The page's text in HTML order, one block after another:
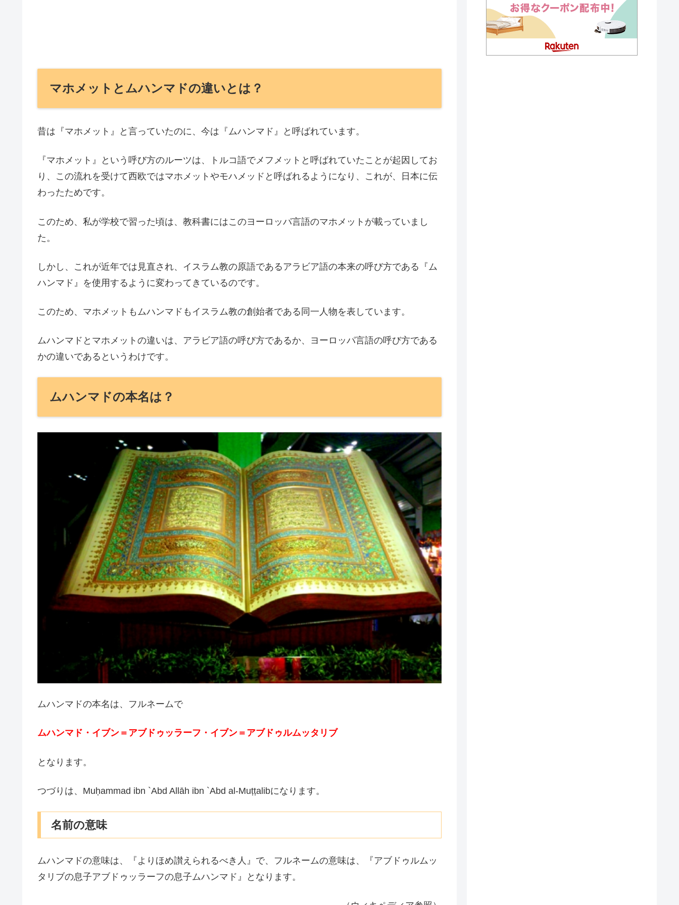
マホメットとムハンマドの違いとは？
昔は『マホメット』と言っていたのに、今は『ムハンマド』と呼ばれています。
『マホメット』という呼び方のルーツは、トルコ語でメフメットと呼ばれていたことが起因してお
り、この流れを受けて西欧ではマホメットやモハメッドと呼ばれるようになり、これが、日本に伝
わったためです。
このため、私が学校で習った頃は、教科書にはこのヨーロッパ言語のマホメットが載っていまし
た。
しかし、これが近年では見直され、イスラム教の原語であるアラビア語の本来の呼び方である『ム
ハンマド』を使用するように変わってきているのです。
このため、マホメットもムハンマドもイスラム教の創始者である同一人物を表しています。
ムハンマドとマホメットの違いは、アラビア語の呼び方であるか、ヨーロッパ言語の呼び方である
かの違いであるというわけです。
ムハンマドの本名は？
ムハンマドの本名は、フルネームで
ムハンマド・イブン＝アブドゥッラーフ・イブン＝アブドゥルムッタリブ
となります。
つづりは、Muḥammad ibn `Abd Allāh ibn `Abd al-Muṭṭalibになります。
名前の意味
ムハンマドの意味は、『よりほめ讃えられるべき人』で、フルネームの意味は、『アブドゥルムッ
タリブの息子アブドゥッラーフの息子ムハンマド』となります。